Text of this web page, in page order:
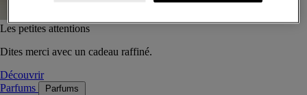
Les petites attentions
Dites merci avec un cadeau raffiné.
Découvrir
Parfums
Parfums